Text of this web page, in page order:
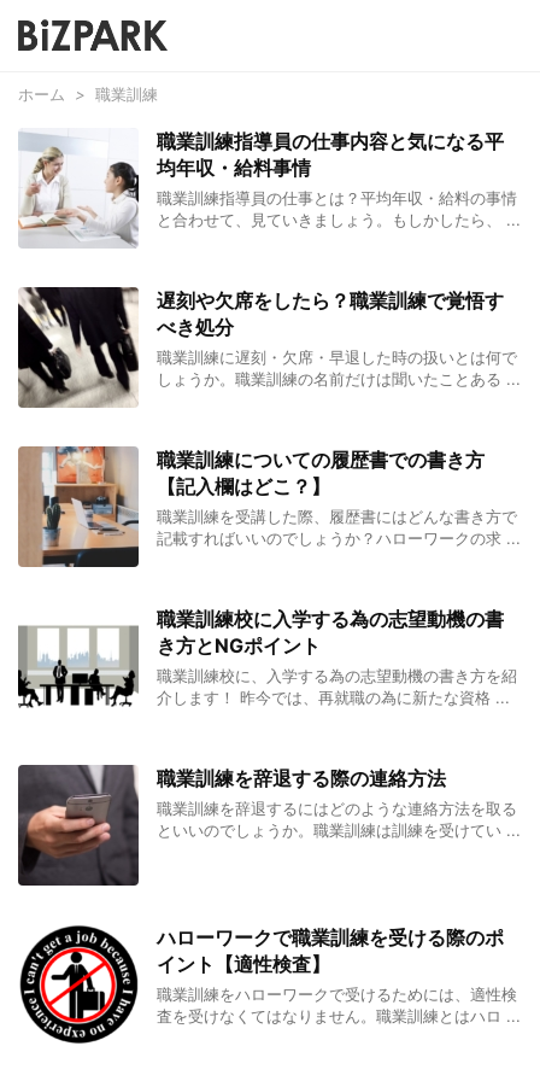
ホーム > 職業訓練
職業訓練指導員の仕事内容と気になる平
均年収・給料事情
職業訓練指導員の仕事とは？平均年収・給料の事情
と合わせて、見ていきましょう。もしかしたら、 ...
遅刻や欠席をしたら？職業訓練で覚悟す
べき処分
職業訓練に遅刻・欠席・早退した時の扱いとは何で
しょうか。職業訓練の名前だけは聞いたことある ...
職業訓練についての履歴書での書き方
【記入欄はどこ？】
職業訓練を受講した際、履歴書にはどんな書き方で
記載すればいいのでしょうか？ハローワークの求 ...
職業訓練校に入学する為の志望動機の書
き方とNGポイント
職業訓練校に、入学する為の志望動機の書き方を紹
介します！ 昨今では、再就職の為に新たな資格 ...
職業訓練を辞退する際の連絡方法
職業訓練を辞退するにはどのような連絡方法を取る
といいのでしょうか。職業訓練は訓練を受けてい ...
ハローワークで職業訓練を受ける際のポ
イント【適性検査】
職業訓練をハローワークで受けるためには、適性検
査を受けなくてはなりません。職業訓練とはハロ ...